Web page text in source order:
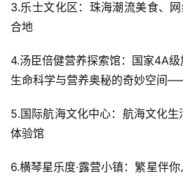
3.乐士文化区：珠海潮流美食、
合地
4.汤臣倍健营养探索馆：国家4A
生命科学与营养奥秘的奇妙空间
5.国际航海文化中心：航海文化
体验馆
6.横琴星乐度·露营小镇：繁星伴